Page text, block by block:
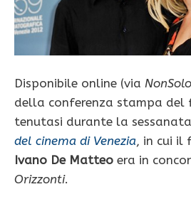
Disponibile online (via
della conferenza stampa del
tenutasi durante la
del cinema di Venezia, in cui il
Ivano De Matteo era in
Orizzonti.